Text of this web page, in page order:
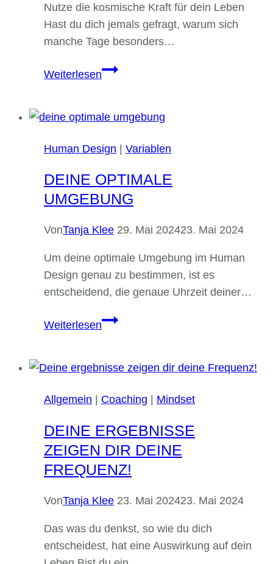
Nutze die kosmische Kraft für dein Leben
Hast du dich jemals gefragt, warum sich
manche Tage besonders…
WeiterlesenEnergie
Human Design | Variablen
DEINE OPTIMALE
UMGEBUNG
VonTanja Klee 29. Mai 202423. Mai 2024
Um deine optimale Umgebung im Human
Design genau zu bestimmen, ist es
entscheidend, die genaue Uhrzeit deiner…
Weiterlesendeine
Allgemein Coaching Mindset
DEINE ERGEBNISSE
ZEIGEN DIR DEINE
FREQUENZ!
VonTanja Klee 23. Mai 202423. Mai 2024
Das was du denkst, so wie du dich
entscheidest, hat eine Auswirkung auf dein